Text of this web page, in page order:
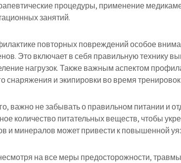
процедуры, применение
занятий.
повторных повреждений особое
Это включает в себя правильную технику
нагрузок. Также важным аспектом
снаряжения и экипировки во время
важно не забывать о правильном питании и
количество питательных веществ, чтобы
и минералов может привести к повышенной
на все меры предосторожности, травмы